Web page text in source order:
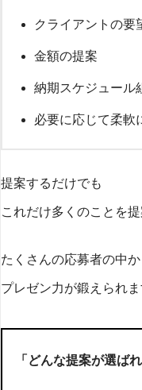
クライアントの要
金額の提案
納期スケジュール
必要に応じて柔軟
提案するだけでも
これだけ多くのことを
たくさんの応募者の中
プレゼン力が鍛えられま
「どんな提案が選ば